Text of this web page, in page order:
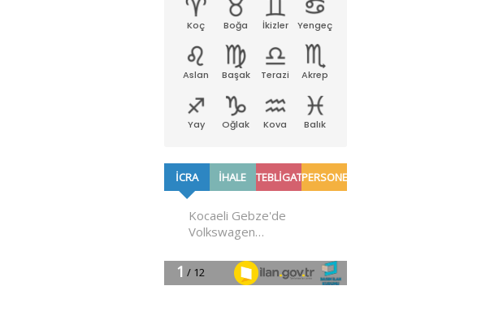
Koç Boğa İkizler Yengeç
Aslan Başak Terazi Akrep
Yay Oğlak Kova Balık